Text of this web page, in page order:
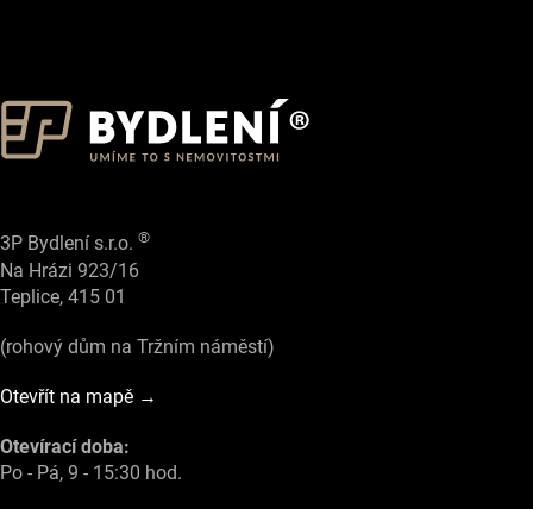
3P Bydlení s.r.o. ®
Na Hrázi 923/16
Teplice, 415 01
(rohový dům na Tržním náměstí)
Otevřít na mapě →
Otevírací doba:
Po - Pá, 9 - 15:30 hod.